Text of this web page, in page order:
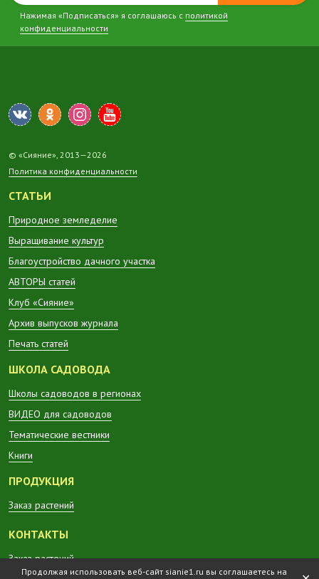
Нажимая «Подписаться» я соглашаюсь с политикой
конфиденциальности
© «Сияние», 2013—2026
Политика конфиденциальности
СТАТЬИ
Природное земледелие
Выращивание культур
Благоустройство дачного участка
АВТОРЫ статей
Клуб «Сияние»
Архив выпусков журнала
Печать статей
ШКОЛА САДОВОДА
Школы садоводов в регионах
ВИДЕО для садоводов
Тематические вестники
Книги
ПРОДУКЦИЯ
Заказ растений
КОНТАКТЫ
Заказ растений
Продолжая использовать веб-сайт sianie1.ru вы соглашаетесь на